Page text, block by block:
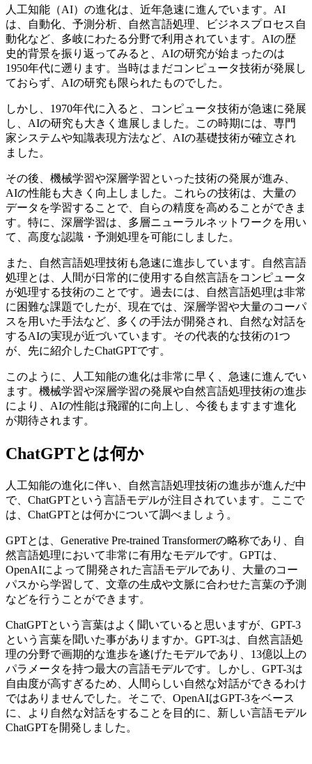
人工知能（AI）の進化は、近年急速に進んでいます。AI
は、自動化、予測分析、自然言語処理、ビジネスプロセス自
動化など、多岐にわたる分野で利用されています。AIの歴
史的背景を振り返ってみると、AIの研究が始まったのは
1950年代に遡ります。当時はまだコンピュータ技術が発展し
ておらず、AIの研究も限られたものでした。
しかし、1970年代に入ると、コンピュータ技術が急速に発展
し、AIの研究も大きく進展しました。この時期には、専門
家システムや知識表現方法など、AIの基礎技術が確立され
ました。
その後、機械学習や深層学習といった技術の発展が進み、
AIの性能も大きく向上しました。これらの技術は、大量の
データを学習することで、自らの精度を高めることができま
す。特に、深層学習は、多層ニューラルネットワークを用い
て、高度な認識・予測処理を可能にしました。
また、自然言語処理技術も急速に進歩しています。自然言語
処理とは、人間が日常的に使用する自然言語をコンピュータ
が処理する技術のことです。過去には、自然言語処理は非常
に困難な課題でしたが、現在では、深層学習や大量のコーパ
スを用いた手法など、多くの手法が開発され、自然な対話を
するAIの実現が近づいています。その代表的な技術の1つ
が、先に紹介したChatGPTです。
このように、人工知能の進化は非常に早く、急速に進んでい
ます。機械学習や深層学習の発展や自然言語処理技術の進歩
により、AIの性能は飛躍的に向上し、今後もますます進化
が期待されます。
ChatGPTとは何か
人工知能の進化に伴い、自然言語処理技術の進歩が進んだ中
で、ChatGPTという言語モデルが注目されています。ここで
は、ChatGPTとは何かについて調べましょう。
GPTとは、Generative Pre-trained Transformerの略称であり、自
然言語処理において非常に有用なモデルです。GPTは、
OpenAIによって開発された言語モデルであり、大量のコー
パスから学習して、文章の生成や文脈に合わせた言葉の予測
などを行うことができます。
ChatGPTという言葉はよく聞いていると思いますが、GPT-3
という言葉を聞いた事がありますか。GPT-3は、自然言語処
理の分野で画期的な進歩を遂げたモデルであり、13億以上の
パラメータを持つ最大の言語モデルです。しかし、GPT-3は
自由度が高すぎるため、人間らしい自然な対話ができるわけ
ではありませんでした。そこで、OpenAIはGPT-3をベース
に、より自然な対話をすることを目的に、新しい言語モデル
ChatGPTを開発しました。